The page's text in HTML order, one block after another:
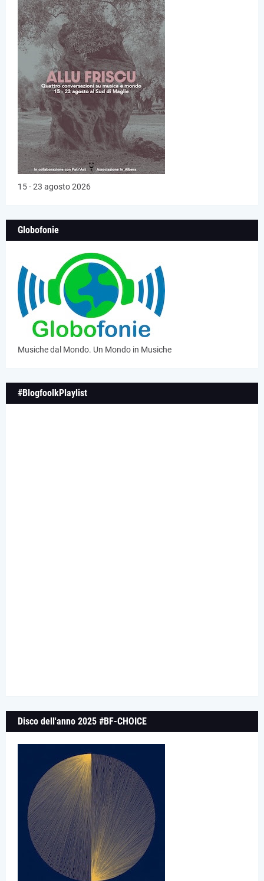
15 - 23 agosto 2026
Globofonie
Musiche dal Mondo. Un Mondo in Musiche
#BlogfoolkPlaylist
Disco dell'anno 2025 #BF-CHOICE